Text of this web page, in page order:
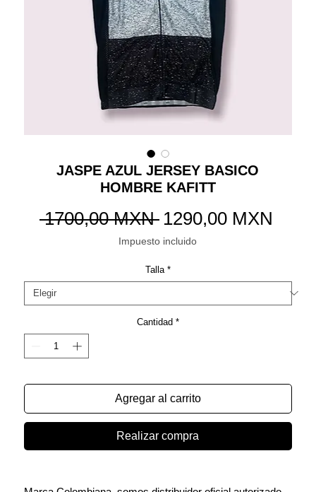
JASPE AZUL JERSEY BASICO
HOMBRE KAFITT
1700,00 MXN Precio
1290,00 MXN
Impuesto incluido
Talla *
Cantidad *
Agregar al carrito
Realizar compra